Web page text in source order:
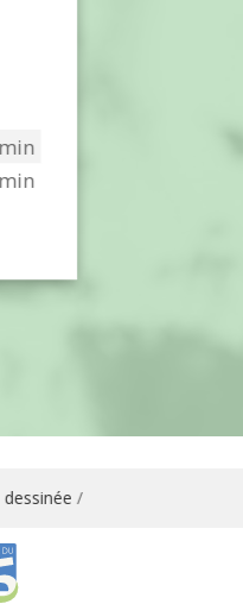
/Bandes dessinées /